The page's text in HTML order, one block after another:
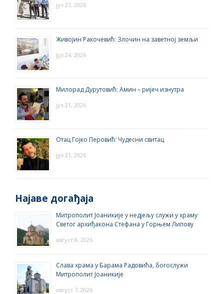
јул 27, 2026
Живојин Ракочевић: Злочин на заветној земљи
јул 24, 2026
Милорад Дурутовић: Амин – ријеч изнутра
јул 21, 2026
Отац Гојко Перовић: Чудесни свитац
јул 21, 2026
Најаве догађаја
Митрополит Јоаникије у недјељу служи у храму
Светог архиђакона Стефана у Горњем Липову
август 8, 2026
Слава храма у Барама Радовића, богослужи
Митрополит Јоаникије
август 7, 2026